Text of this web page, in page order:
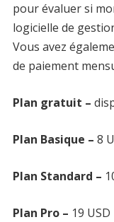
pour évaluer si
logicielle de
Vous avez
de paiement
Plan gratuit –
Plan Basique – 8
Plan Standard –
Plan Pro – 19